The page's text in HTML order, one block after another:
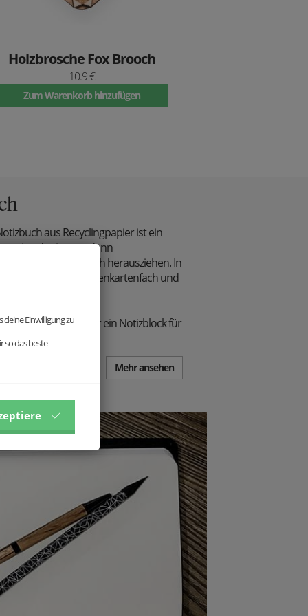
Holzbrosche Fox Brooch
10.9 €
Zum Warenkorb hinzufügen
aus Recyclingpapier ist ein
das immer dann
es auf einem Tisch herausziehen. In
ein praktisches Visitenkartenfach und
Notizbuch oder ein Notizblock für
Mehr ansehen
Einwilligung zu
so das beste